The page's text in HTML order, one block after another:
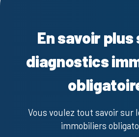
En savoir plus
diagnostics
Vous voulez tout savoir sur
immobiliers